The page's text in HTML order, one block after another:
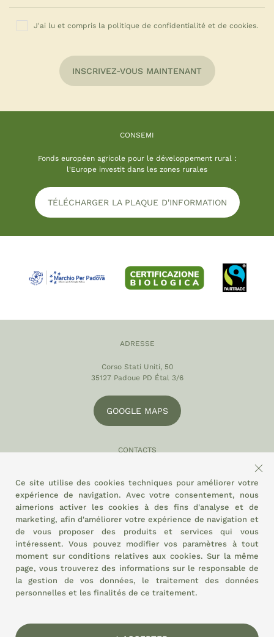
J'ai lu et compris la politique de confidentialité et de cookies.
INSCRIVEZ-VOUS MAINTENANT
CONSEMI
Fonds européen agricole pour le développement rural :
l'Europe investit dans les zones rurales
TÉLÉCHARGER LA PLAQUE D'INFORMATION
ADRESSE
Corso Stati Uniti, 50
35127 Padoue PD Étal 3/6
GOOGLE MAPS
CONTACTS
info@eltamiso.it
NOUS ADHÉRONS À
Ce site utilise des cookies techniques pour améliorer votre
expérience de navigation. Avec votre consentement, nous
aimerions activer les cookies à des fins d'analyse et de
marketing, afin d'améliorer votre expérience de navigation et
de vous proposer des produits et services qui vous
intéressent. Vous pouvez modifier vos paramètres à tout
moment sur conditions relatives aux cookies. Sur la même
page, vous trouverez des informations sur le responsable de
la gestion de vos données, le traitement des données
personnelles et les finalités de ce traitement.